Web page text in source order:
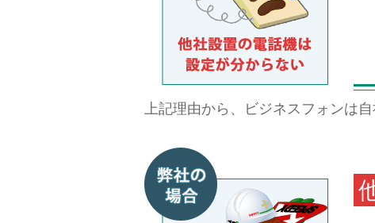
上記理由から、ビジネスフォンは